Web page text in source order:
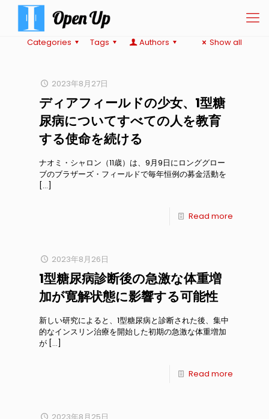
Categories Tags Authors Show all
2023年8月27日
ディアフィールドの少女、1型糖
尿病についてすべての人を教育
する使命を続ける
ナオミ・シャロン（11歳）は、9月9日にロンググロー
ブのブラザーズ・フィールドで毎年恒例の募金活動を
[…]
Read more
2023年8月26日
1型糖尿病診断後の急激な体重増
加が寛解状態に影響する可能性
新しい研究によると、1型糖尿病と診断された後、集中
的なインスリン治療を開始した初期の急激な体重増加
が […]
Read more